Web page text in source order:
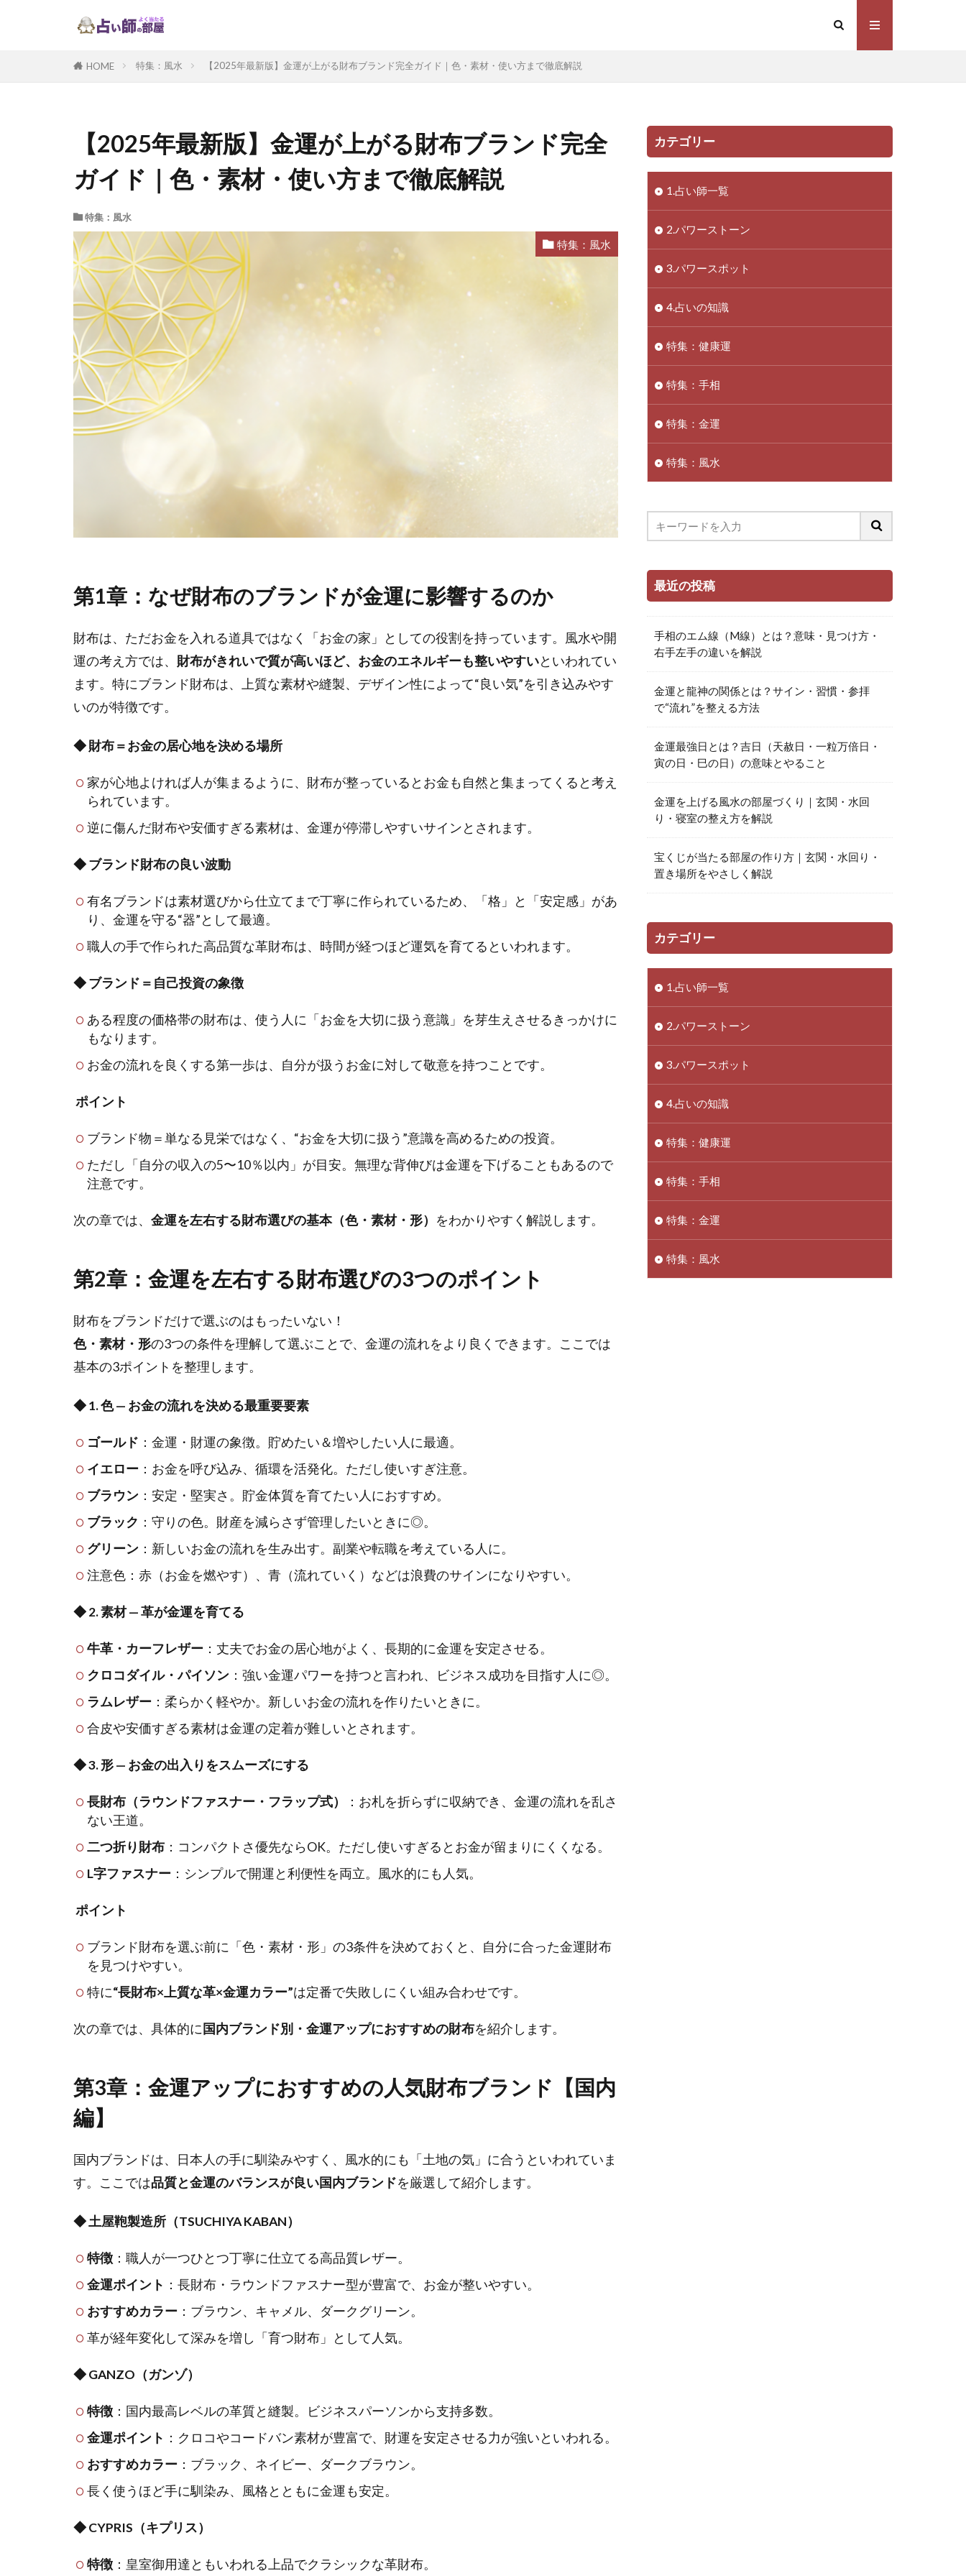
HOME 特集：風水 【2025年最新版】金運が上がる財布ブランド完全ガイド｜色・素材・使い方まで徹底解説
【2025年最新版】金運が上がる財布ブランド完全
ガイド｜色・素材・使い方まで徹底解説
特集：風水
特集：風水
第1章：なぜ財布のブランドが金運に影響するのか
財布は、ただお金を入れる道具ではなく「お金の家」としての役割を持っています。風水や開
運の考え方では、 財布がきれいで質が高いほど、お金のエネルギーも整いやすいといわれてい
ます。特にブランド財布は、上質な素材や縫製、デザイン性によって“良い気”を引き込みやす
いのが特徴です。
◆ 財布＝お金の居心地を決める場所
家が心地よければ人が集まるように、財布が整っているとお金も自然と集まってくると考え
られています。
逆に傷んだ財布や安価すぎる素材は、金運が停滞しやすいサインとされます。
◆ ブランド財布の良い波動
有名ブランドは素材選びから仕立てまで丁寧に作られているため、「格」と「安定感」があ
り、金運を守る“器”として最適。
職人の手で作られた高品質な革財布は、時間が経つほど運気を育てるといわれます。
◆ ブランド＝自己投資の象徴
ある程度の価格帯の財布は、使う人に「お金を大切に扱う意識」を芽生えさせるきっかけに
もなります。
お金の流れを良くする第一歩は、自分が扱うお金に対して敬意を持つことです。
ポイント
ブランド物＝単なる見栄ではなく、“お金を大切に扱う”意識を高めるための投資。
ただし「自分の収入の5〜10％以内」が目安。無理な背伸びは金運を下げることもあるので
注意です。
次の章では、 金運を左右する財布選びの基本（色・素材・形） をわかりやすく解説します。
第2章：金運を左右する財布選びの3つのポイント
財布をブランドだけで選ぶのはもったいない！
色・素材・形の3つの条件を理解して選ぶことで、金運の流れをより良くできます。ここでは
基本の3ポイントを整理します。
◆ 1. 色 — お金の流れを決める最重要要素
ゴールド ：金運・財運の象徴。貯めたい＆増やしたい人に最適。
イエロー：お金を呼び込み、循環を活発化。ただし使いすぎ注意。
ブラウン：安定・堅実さ。貯金体質を育てたい人におすすめ。
ブラック ：守りの色。財産を減らさず管理したいときに◎。
グリーン：新しいお金の流れを生み出す。副業や転職を考えている人に。
注意色：赤（お金を燃やす）、青（流れていく）などは浪費のサインになりやすい。
◆ 2. 素材 — 革が金運を育てる
牛革・カーフレザー：丈夫でお金の居心地がよく、長期的に金運を安定させる。
クロコダイル・パイソン：強い金運パワーを持つと言われ、ビジネス成功を目指す人に◎。
ラムレザー：柔らかく軽やか。新しいお金の流れを作りたいときに。
合皮や安価すぎる素材は金運の定着が難しいとされます。
◆ 3. 形 — お金の出入りをスムーズにする
長財布（ラウンドファスナー・フラップ式）
：お札を折らずに収納でき、金運の流れを乱さ
ない王道。
二つ折り財布：コンパクトさ優先ならOK。ただし使いすぎるとお金が留まりにくくなる。
L字ファスナー：シンプルで開運と利便性を両立。風水的にも人気。
ポイント
ブランド財布を選ぶ前に「色・素材・形」の3条件を決めておくと、自分に合った金運財布
を見つけやすい。
特に“長財布×上質な革×金運カラー”は定番で失敗しにくい組み合わせです。
次の章では、具体的に国内ブランド別・金運アップにおすすめの財布を紹介します。
第3章：金運アップにおすすめの人気財布ブランド【国内
編】
国内ブランドは、日本人の手に馴染みやすく、風水的にも「土地の気」に合うといわれていま
す。ここでは品質と金運のバランスが良い国内ブランドを厳選して紹介します。
◆ 土屋鞄製造所（TSUCHIYA KABAN）
特徴：職人が一つひとつ丁寧に仕立てる高品質レザー。
金運ポイント ：長財布・ラウンドファスナー型が豊富で、お金が整いやすい。
おすすめカラー：ブラウン、キャメル、ダークグリーン。
革が経年変化して深みを増し「育つ財布」として人気。
◆ GANZO（ガンゾ）
特徴：国内最高レベルの革質と縫製。ビジネスパーソンから支持多数。
金運ポイント ：クロコやコードバン素材が豊富で、財運を安定させる力が強いといわれる。
おすすめカラー：ブラック、ネイビー、ダークブラウン。
長く使うほど手に馴染み、風格とともに金運も安定。
◆ CYPRIS（キプリス）
特徴：皇室御用達ともいわれる上品でクラシックな革財布。
カテゴリー
1.占い師一覧
2.パワーストーン
3.パワースポット
4.占いの知識
特集：健康運
特集：手相
特集：金運
特集：風水
最近の投稿
手相のエム線（M線）とは？意味・見つけ方・
右手左手の違いを解説
金運と龍神の関係とは？サイン・習慣・参拝
で“流れ”を整える方法
金運最強日とは？吉日（天赦日・一粒万倍日・
寅の日・巳の日）の意味とやること
金運を上げる風水の部屋づくり｜玄関・水回
り・寝室の整え方を解説
宝くじが当たる部屋の作り方｜玄関・水回り・
置き場所をやさしく解説
カテゴリー
1.占い師一覧
2.パワーストーン
3.パワースポット
4.占いの知識
特集：健康運
特集：手相
特集：金運
特集：風水